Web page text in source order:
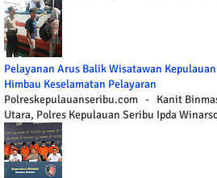
Pelayanan Arus Balik Wisatawan
Himbau Keselamatan Pelayaran
Polreskepulauanseribu.com - Kanit
Utara, Polres Kepulauan Seribu Ipda